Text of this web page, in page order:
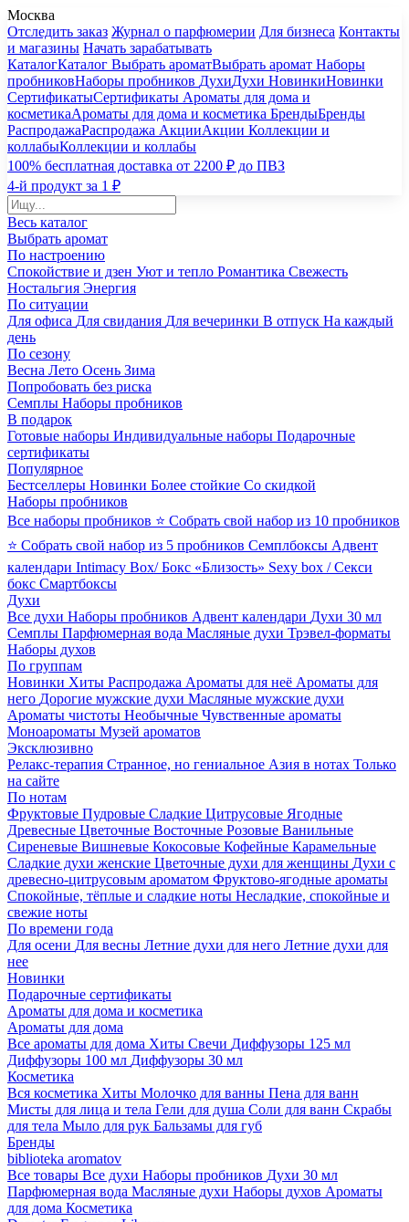
Москва
Отследить заказ Журнал о парфюмерии Для бизнеса Контакты
и магазины Начать зарабатывать
КаталогКаталог Выбрать ароматВыбрать аромат Наборы
пробниковНаборы пробников ДухиДухи НовинкиНовинки
СертификатыСертификаты Ароматы для дома и
косметикаАроматы для дома и косметика БрендыБренды
РаспродажаРаспродажа АкцииАкции Коллекции и
коллабыКоллекции и коллабы
100% бесплатная доставка от 2200 ₽ до ПВЗ
4-й продукт за 1 ₽
Весь каталог
Выбрать аромат
По настроению
Спокойствие и дзен Уют и тепло Романтика Свежесть
Ностальгия Энергия
По ситуации
Для офиса Для свидания Для вечеринки В отпуск На каждый
день
По сезону
Весна Лето Осень Зима
Попробовать без риска
Семплы Наборы пробников
В подарок
Готовые наборы Индивидуальные наборы Подарочные
сертификаты
Популярное
Бестселлеры Новинки Более стойкие Со скидкой
Наборы пробников
Все наборы пробников ⭐ Собрать свой набор из 10 пробников
⭐ Собрать свой набор из 5 пробников Семплбоксы Адвент
календари Intimacy Box/ Бокс «Близость» Sexy box / Секси
бокс Смартбоксы
Духи
Все духи Наборы пробников Адвент календари Духи 30 мл
Семплы Парфюмерная вода Масляные духи Трэвел-форматы
Наборы духов
По группам
Новинки Хиты Распродажа Ароматы для неё Ароматы для
него Дорогие мужские духи Масляные мужские духи
Ароматы чистоты Необычные Чувственные ароматы
Моноароматы Музей ароматов
Эксклюзивно
Релакс-терапия Странное, но гениальное Азия в нотах Только
на сайте
По нотам
Фруктовые Пудровые Сладкие Цитрусовые Ягодные
Древесные Цветочные Восточные Розовые Ванильные
Сиреневые Вишневые Кокосовые Кофейные Карамельные
Сладкие духи женские Цветочные духи для женщины Духи с
древесно-цитрусовым ароматом Фруктово-ягодные ароматы
Спокойные, тёплые и сладкие ноты Несладкие, спокойные и
свежие ноты
По времени года
Для осени Для весны Летние духи для него Летние духи для
нее
Новинки
Подарочные сертификаты
Ароматы для дома и косметика
Ароматы для дома
Все ароматы для дома Хиты Свечи Диффузоры 125 мл
Диффузоры 100 мл Диффузоры 30 мл
Косметика
Вся косметика Хиты Молочко для ванны Пена для ванн
Мисты для лица и тела Гели для душа Соли для ванн Скрабы
для тела Мыло для рук Бальзамы для губ
Бренды
biblioteka aromatov
Все товары Все духи Наборы пробников Духи 30 мл
Парфюмерная вода Масляные духи Наборы духов Ароматы
для дома Косметика